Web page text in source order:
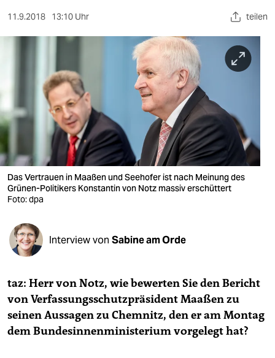
sport
wahrheit
verlag
verlag
veranstaltungen
shop
fragen & hilfe
unterstützen
genossenschaft
epaper login
11.9.2018 13:10 Uhr teilen
Das Vertrauen in Maaßen und Seehofer ist nach Meinung des
Grünen-Politikers Konstantin von Notz massiv erschüttert
Foto: dpa
Interview von Sabine am Orde
taz: Herr von Notz, wie bewerten Sie den Bericht
von Verfassungsschutzpräsident Maaßen zu
seinen Aussagen zu Chemnitz, den er am Montag
dem Bundesinnenministerium vorgelegt hat?